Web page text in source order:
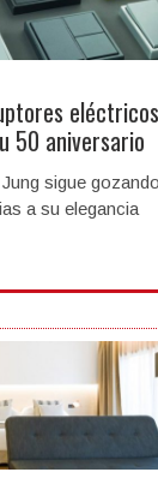
50 aniversario
sigue
a su elegancia